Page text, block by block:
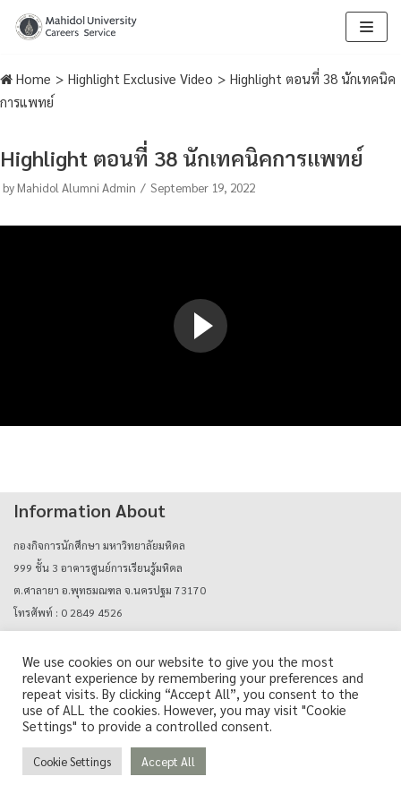
to
content
Home > Highlight Exclusive Video > Highlight ตอนที่ 38 นักเทคนิค
การแพทย์
Highlight ตอนที่ 38 นักเทคนิคการแพทย์
by Mahidol Alumni Admin September 19, 2022
Information About
กองกิจการนักศึกษา มหาวิทยาลัยมหิดล
999 ชั้น 3 อาคารศูนย์การเรียนรู้มหิดล
ต.ศาลายา อ.พุทธมณฑล จ.นครปฐม 73170
โทรศัพท์ : 0 2849 4526
E-mail : mahidolcareers@mahidol.ac.th
Login with mu_authen
We use cookies on our website to give you the most
relevant experience by remembering your preferences and
repeat visits. By clicking “Accept All”, you consent to the
use of ALL the cookies. However, you may visit "Cookie
Settings" to provide a controlled consent.
Cookie Settings Accept All